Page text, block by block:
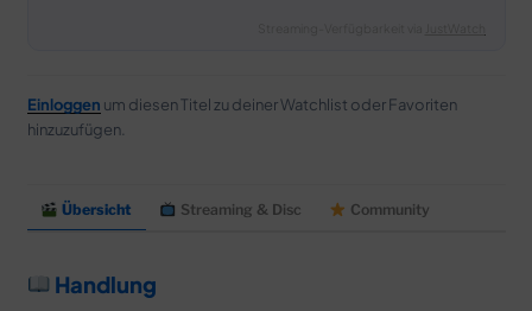
Einloggen um diesen Titel zu deiner Watchlist oder Favoriten
hinzuzufügen.
Übersicht Streaming & Disc Community
Handlung